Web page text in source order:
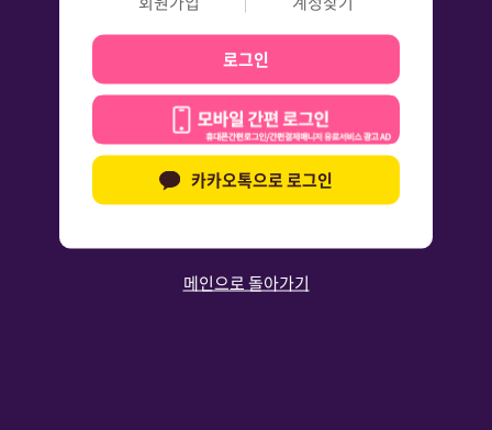
로그인
카카오톡으로 로그인
메인으로 돌아가기